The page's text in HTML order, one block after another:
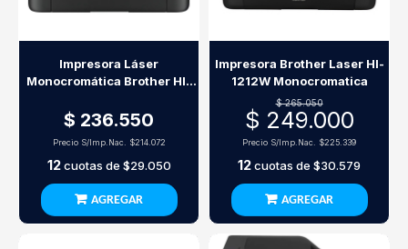
Impresora Láser
Monocromática Brother Hl-
$ 236.550
Precio S/Imp.Nac. $214.072
12cuotas de $29.050
AGREGAR
Impresora Brother Laser Hl-
1212W Monocromatica
$ 265.050
$ 249.000
Precio S/Imp.Nac. $225.339
12cuotas de $30.579
AGREGAR